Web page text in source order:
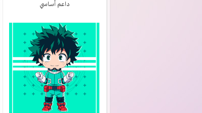
داعم أساسي